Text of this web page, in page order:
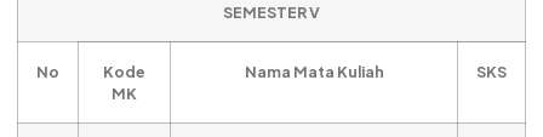
SEMESTER V
No
Kode
MK
Nama Mata Kuliah SKS